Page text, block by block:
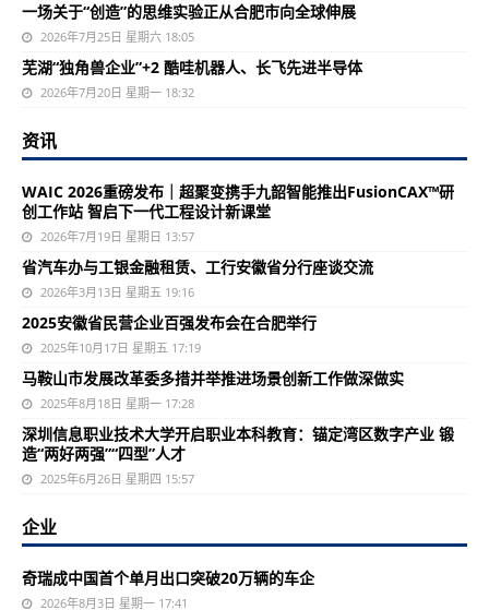
一场关于“创造”的思维实验正从合肥市向全球伸展
2026年7月25日 星期六 18:05
芜湖“独角兽企业”+2 酷哇机器人、长飞先进半导体
2026年7月20日 星期一 18:32
资讯
WAIC 2026重磅发布｜超聚变携手九韶智能推出FusionCAX™研
创工作站 智启下一代工程设计新课堂
2026年7月19日 星期日 13:57
省汽车办与工银金融租赁、工行安徽省分行座谈交流
2026年3月13日 星期五 19:16
2025安徽省民营企业百强发布会在合肥举行
2025年10月17日 星期五 17:19
马鞍山市发展改革委多措并举推进场景创新工作做深做实
2025年8月18日 星期一 17:28
深圳信息职业技术大学开启职业本科教育：锚定湾区数字产业 锻
造“两好两强”“四型”人才
2025年6月26日 星期四 15:57
企业
奇瑞成中国首个单月出口突破20万辆的车企
2026年8月3日 星期一 17:41